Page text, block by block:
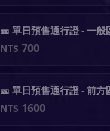
🎫 單日預售通行證 - 一
NT$ 700
🎫 單日預售通行證 - 前方
NT$ 1600